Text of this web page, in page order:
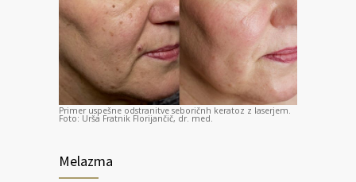
Primer uspešne odstranitve seboričnh keratoz z laserjem.
Foto: Urša Fratnik Florijančič, dr. med.
Melazma